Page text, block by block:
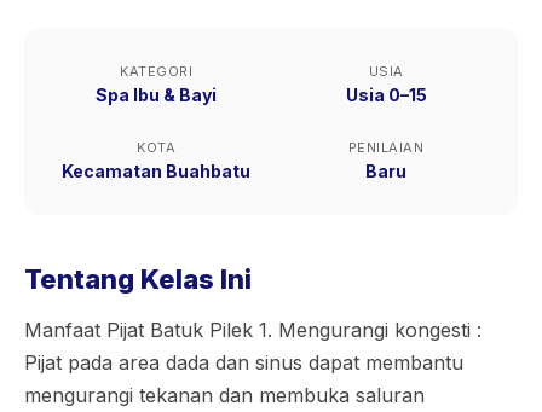
KATEGORI
Spa Ibu & Bayi
USIA
Usia 0–15
KOTA
Kecamatan Buahbatu
PENILAIAN
Baru
Tentang Kelas Ini
Manfaat Pijat Batuk Pilek 1. Mengurangi kongesti :
Pijat pada area dada dan sinus dapat membantu
mengurangi tekanan dan membuka saluran